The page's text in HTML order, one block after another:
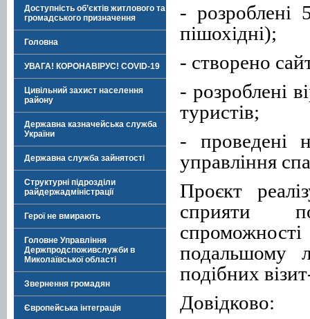
Доступність об’єктів житлового та
громадського призначення
Головна
УВАГА! КОРОНАВІРУС! COVID-19
Цивільний захист населення
району
Державна казначейська служба
України
Державна служба зайнятості
Структурні підрозділи
райдержадміністрації
Герої не вмирають
Головне Управління
Держпродспоживслужби в
Миколаївської області
Звернення громадян
Європейська інтеграція
- розроблені
пішохідні);
- створено
- розроблені
туристів;
- проведені
управління
Проєкт
сприяти
подальшому
подібних
Довідково: